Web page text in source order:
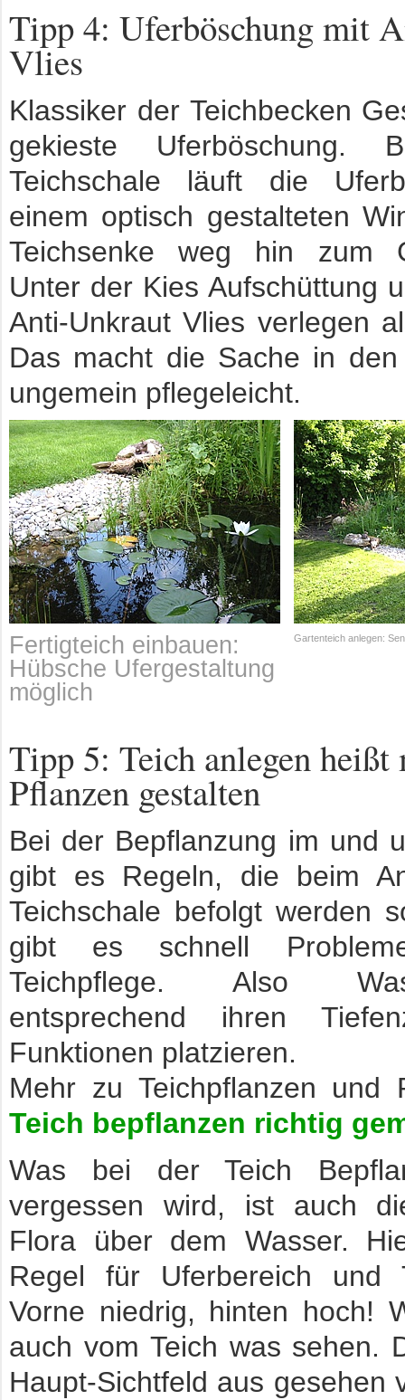
Tipp 4: Uferböschung mit
Vlies
Klassiker der Teichbecken
gekieste Uferböschung.
Teichschale läuft die
einem optisch gestalteten
Teichsenke weg hin zum
Unter der Kies Aufschüttung
Anti-Unkraut Vlies verlegen
Das macht die Sache in den
ungemein pflegeleicht.
Fertigteich einbauen:
Hübsche Ufergestaltung
möglich
Gartenteich anlegen:
Tipp 5: Teich anlegen heißt
Pflanzen gestalten
Bei der Bepflanzung im und
gibt es Regeln, die beim
Teichschale befolgt werden
gibt es schnell
Teichpflege. Also
entsprechend ihren
Funktionen platzieren.
Mehr zu Teichpflanzen und
Teich bepflanzen richtig
Was bei der Teich
vergessen wird, ist auch
Flora über dem Wasser.
Regel für Uferbereich und
Vorne niedrig, hinten hoch!
auch vom Teich was sehen.
Haupt-Sichtfeld aus gesehen